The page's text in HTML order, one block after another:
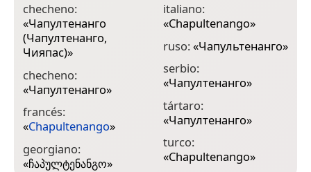
checheno:
«Чапултенанго
(Чапултенанго,
Чияпас)»
checheno:
«Чапултенанго»
francés:
«Chapultenango»
georgiano:
«ჩაპულტენანგო»
italiano:
«Chapultenango»
ruso:«Чапультенанго»
serbio:
«Чапултенанго»
tártaro:
«Чапултенанго»
turco:
«Chapultenango»